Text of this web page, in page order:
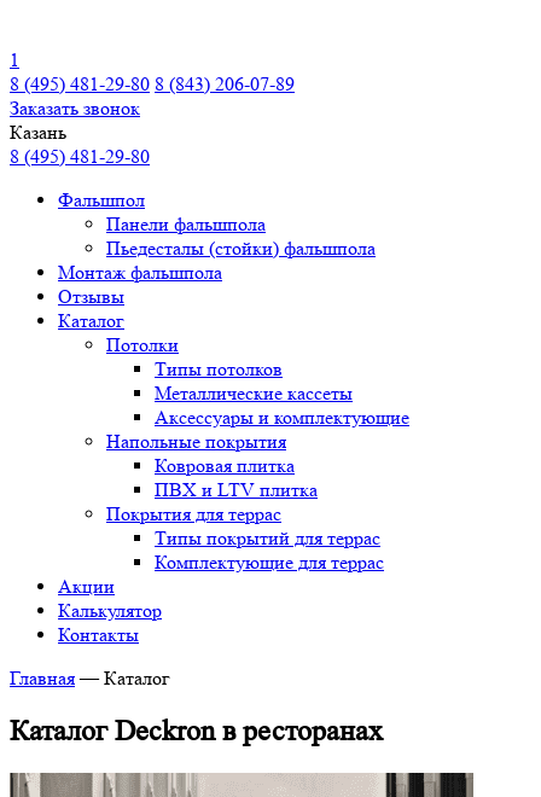
1
8 (495) 481-29-80 8 (843) 206-07-89
Заказать звонок
Казань
8 (495) 481-29-80
Фальшпол
Панели фальшпола
Пьедесталы (стойки) фальшпола
Монтаж фальшпола
Отзывы
Каталог
Потолки
Типы потолков
Металлические кассеты
Аксессуары и комплектующие
Напольные покрытия
Ковровая плитка
ПВХ и LTV плитка
Покрытия для террас
Типы покрытий для террас
Комплектующие для террас
Акции
Калькулятор
Контакты
Главная — Каталог
Каталог Deckron в ресторанах